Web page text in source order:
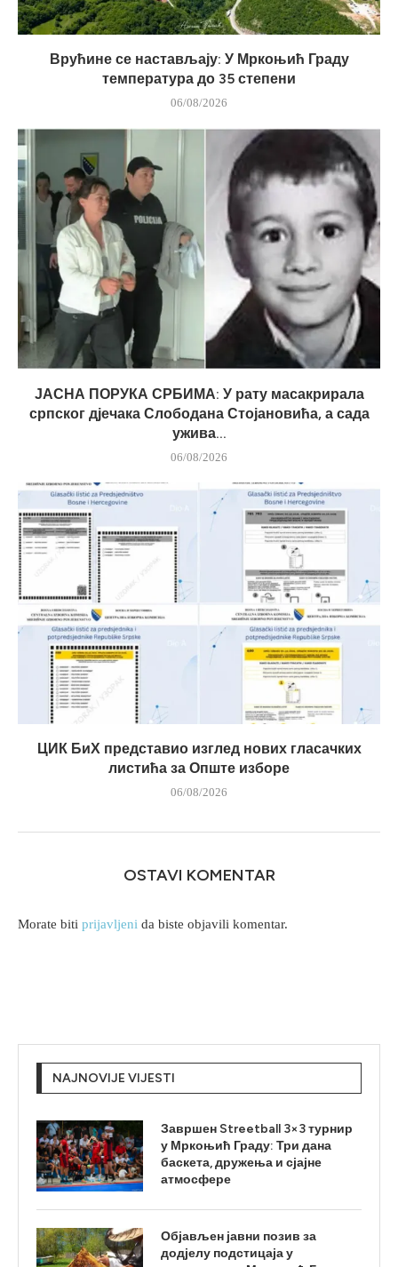
Врућине се настављају: У Мркоњић Граду
температура до 35 степени
06/08/2026
ЈАСНА ПОРУКА СРБИМА: У рату масакрирала
српског дјечака Слободана Стојановића, а сада
ужива...
06/08/2026
ЦИК БиХ представио изглед нових гласачких
листића за Опште изборе
06/08/2026
OSTAVI KOMENTAR
Morate biti prijavljeni da biste objavili komentar.
NAJNOVIJE VIJESTI
Завршен Streetball 3×3 турнир
у Мркоњић Граду: Три дана
баскета, дружења и сјајне
атмосфере
Објављен јавни позив за
додјелу подстицаја у